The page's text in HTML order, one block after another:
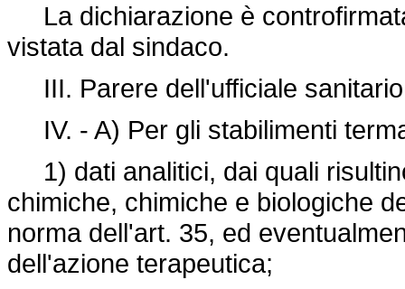
La dichiarazione è
vistata dal sindaco.
III. Parere dell'ufficiale
IV. - A) Per gli stabilimenti
1) dati analitici, dai quali
chimiche, chimiche e biologiche
norma dell'art. 35, ed
dell'azione terapeutica;